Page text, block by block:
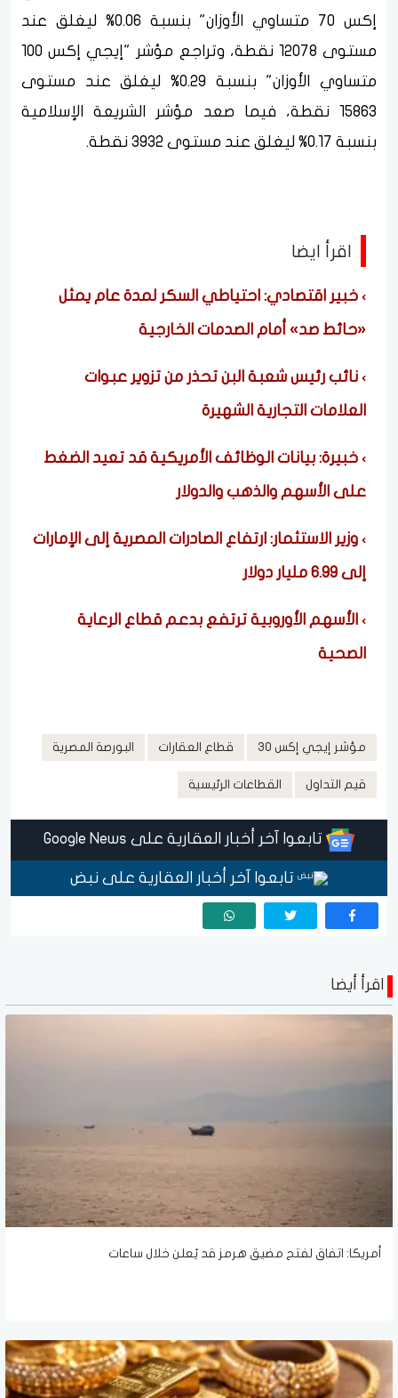
إكس 70 متساوي الأوزان" بنسبة 0.06% ليغلق عند
مستوى 12078 نقطة، وتراجع مؤشر "إيجي إكس 100
متساوي الأوزان" بنسبة 0.29% ليغلق عند مستوى
15863 نقطة، فيما صعد مؤشر الشريعة الإسلامية
بنسبة 0.17% ليغلق عند مستوى 3932 نقطة.
اقرأ ايضا
خبير اقتصادي: احتياطي السكر لمدة عام يمثل
«حائط صد» أمام الصدمات الخارجية
نائب رئيس شعبة البن تحذر من تزوير عبوات
العلامات التجارية الشهيرة
خبيرة: بيانات الوظائف الأمريكية قد تعيد الضغط
على الأسهم والذهب والدولار
وزير الاستثمار: ارتفاع الصادرات المصرية إلى الإمارات
إلى 6.99 مليار دولار
الأسهم الأوروبية ترتفع بدعم قطاع الرعاية
الصحية
مؤشر إيجي إكس 30 قطاع العقارات البورصة المصرية
قيم التداول القطاعات الرئيسية
تابعوا آخر أخبار العقارية على Google News
تابعوا آخر أخبار العقارية على نبض
اقرأ أيضا
أمريكا: اتفاق لفتح مضيق هرمز قد يُعلن خلال ساعات